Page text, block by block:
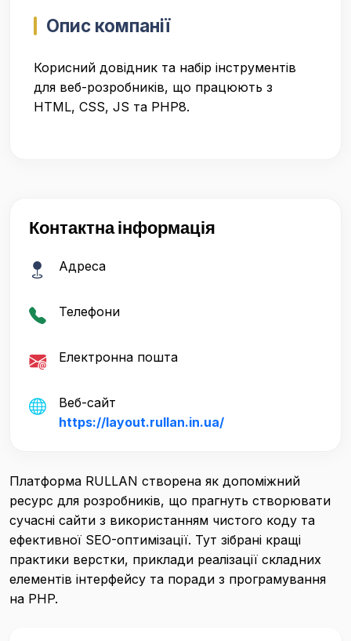
Опис компанії
Корисний довідник та набір інструментів
для веб-розробників, що працюють з
HTML, CSS, JS та PHP8.
Контактна інформація
Адреса
Телефони
Електронна пошта
Веб-сайт
https://layout.rullan.in.ua/
Платформа RULLAN створена як допоміжний
ресурс для розробників, що прагнуть створювати
сучасні сайти з використанням чистого коду та
ефективної SEO-оптимізації. Тут зібрані кращі
практики верстки, приклади реалізації складних
елементів інтерфейсу та поради з програмування
на PHP.